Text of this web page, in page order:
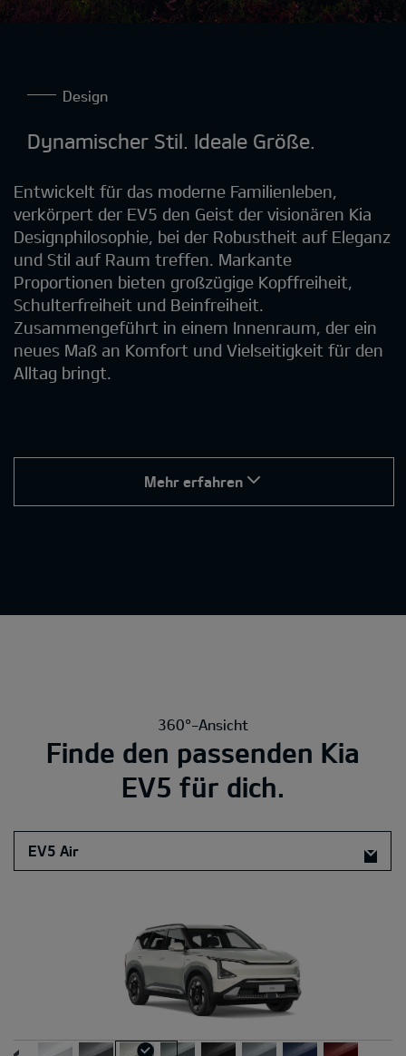
Design
Dynamischer Stil. Ideale Größe.
Entwickelt für das moderne Familienleben,
verkörpert der EV5 den Geist der visionären Kia
Designphilosophie, bei der Robustheit auf Eleganz
und Stil auf Raum treffen. Markante
Proportionen bieten großzügige Kopffreiheit,
Schulterfreiheit und Beinfreiheit.
Zusammengeführt in einem Innenraum, der ein
neues Maß an Komfort und Vielseitigkeit für den
Alltag bringt.
Mehr erfahren
360°-Ansicht
Finde den passenden Kia
EV5 für dich.
EV5 Air